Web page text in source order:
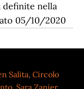
nella
05/10/2020
Salita,Circolo
Sara Zanier